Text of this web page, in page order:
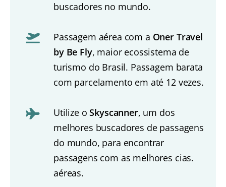
buscadores no mundo.
Passagem aérea com a Oner Travel
by Be Fly, maior ecossistema de
turismo do Brasil. Passagem barata
com parcelamento em até 12 vezes.
Utilize oSkyscanner, um dos
melhores buscadores de passagens
do mundo, para encontrar
passagens com as melhores cias.
aéreas.